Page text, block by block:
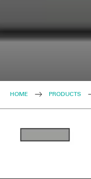
HOME PRODUCTS